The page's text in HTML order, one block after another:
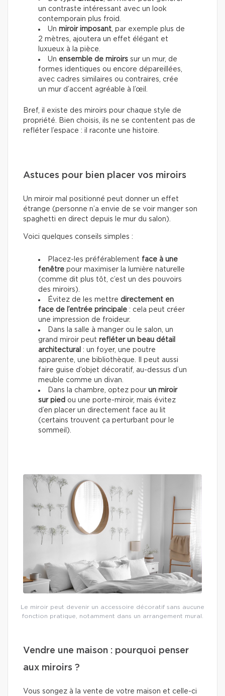
un contraste intéressant avec un look
contemporain plus froid.
Un miroir imposant, par exemple plus de
2 mètres, ajoutera un effet élégant et
luxueux à la pièce.
Un ensemble de miroirs sur un mur, de
formes identiques ou encore dépareillées,
avec cadres similaires ou contraires, crée
un mur d’accent agréable à l’œil.
Bref, il existe des miroirs pour chaque style de
propriété. Bien choisis, ils ne se contentent pas de
refléter l’espace : il raconte une histoire.
Astuces pour bien placer vos miroirs
Un miroir mal positionné peut donner un effet
étrange (personne n’a envie de se voir manger son
spaghetti en direct depuis le mur du salon).
Voici quelques conseils simples :
Placez-les préférablement face à une
fenêtre pour maximiser la lumière naturelle
(comme dit plus tôt, c’est un des pouvoirs
des miroirs).
Évitez de les mettre directement en
face de l’entrée principale : cela peut créer
une impression de froideur.
Dans la salle à manger ou le salon, un
grand miroir peut refléter un beau détail
architectural : un foyer, une poutre
apparente, une bibliothèque. Il peut aussi
faire guise d’objet décoratif, au-dessus d’un
meuble comme un divan.
Dans la chambre, optez pour un miroir
sur pied ou une porte-miroir, mais évitez
d’en placer un directement face au lit
(certains trouvent ça perturbant pour le
sommeil).
Le miroir peut devenir un accessoire décoratif sans aucune
fonction pratique, notamment dans un arrangement mural.
Vendre une maison : pourquoi penser
aux miroirs ?
Vous songez à la vente de votre maison et celle-ci